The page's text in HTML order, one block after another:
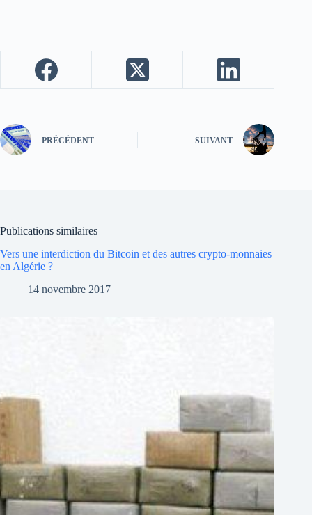
PRÉCÉDENT SUIVANT
Publications similaires
Vers une interdiction du Bitcoin et des autres crypto-monnaies
en Algérie ?
14 novembre 2017